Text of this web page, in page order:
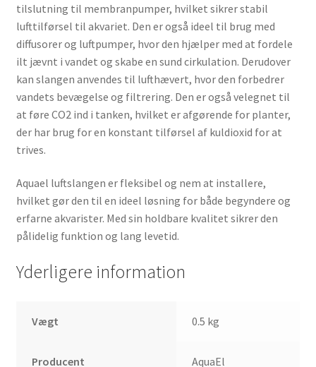
tilslutning til membranpumper, hvilket sikrer stabil
lufttilførsel til akvariet. Den er også ideel til brug med
diffusorer og luftpumper, hvor den hjælper med at fordele
ilt jævnt i vandet og skabe en sund cirkulation. Derudover
kan slangen anvendes til lufthævert, hvor den forbedrer
vandets bevægelse og filtrering. Den er også velegnet til
at føre CO2 ind i tanken, hvilket er afgørende for planter,
der har brug for en konstant tilførsel af kuldioxid for at
trives.
Aquael luftslangen er fleksibel og nem at installere,
hvilket gør den til en ideel løsning for både begyndere og
erfarne akvarister. Med sin holdbare kvalitet sikrer den
pålidelig funktion og lang levetid.
Yderligere information
Vægt 0.5 kg
Producent AquaEl